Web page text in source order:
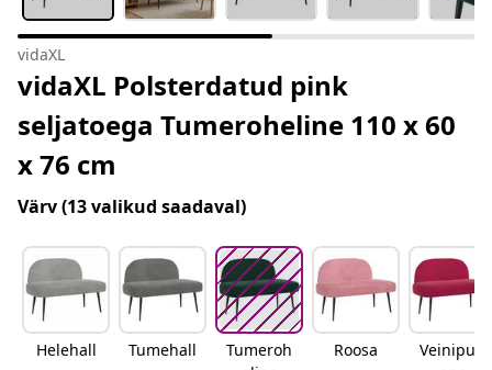
vidaXL
vidaXL Polsterdatud pink
seljatoega Tumeroheline 110 x 60
x 76 cm
Värv(13 valikud saadaval)
Helehall Tumehall
Tumeroh
Roosa
Veinipun